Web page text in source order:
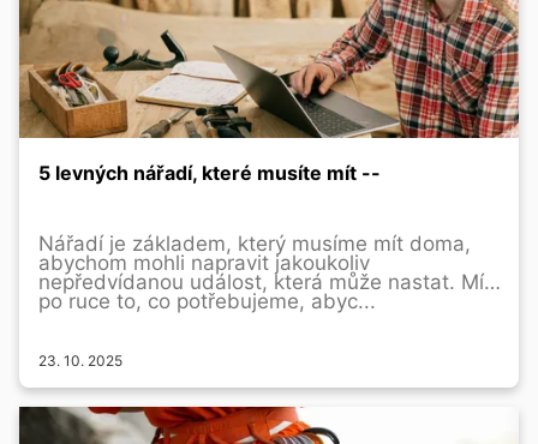
5 levných nářadí, které musíte mít --
Nářadí je základem, který musíme mít doma,
abychom mohli napravit jakoukoliv
nepředvídanou událost, která může nastat. Mít
po ruce to, co potřebujeme, abyc...
23. 10. 2025